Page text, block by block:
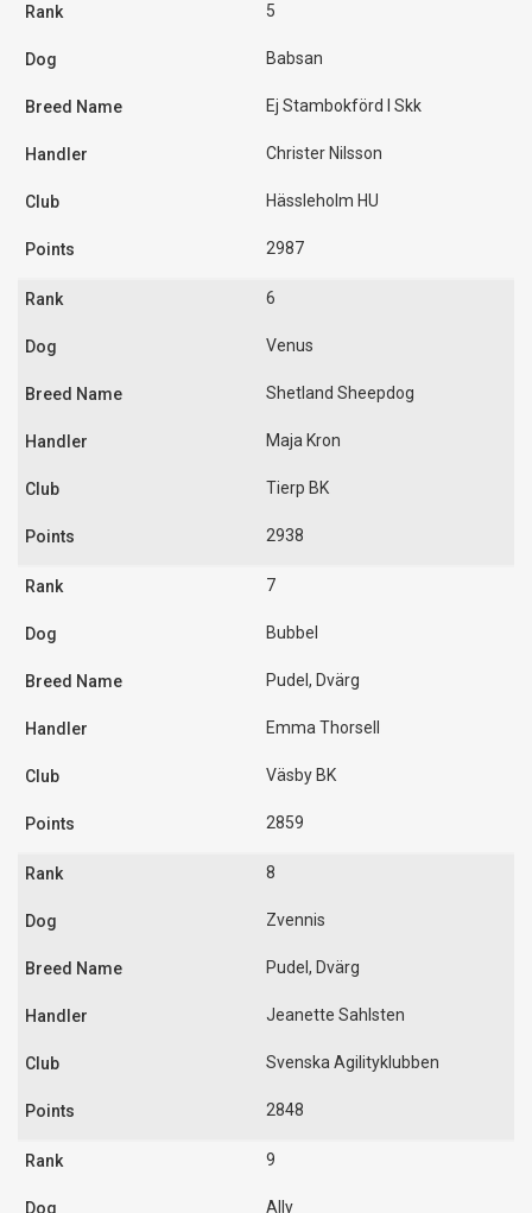
5
Babsan
Ej Stambokförd I Skk
Christer Nilsson
Hässleholm HU
2987
6
Venus
Shetland Sheepdog
Maja Kron
Tierp BK
2938
7
Bubbel
Pudel, Dvärg
Emma Thorsell
Väsby BK
2859
8
Zvennis
Pudel, Dvärg
Jeanette Sahlsten
Svenska Agilityklubben
2848
9
Ally